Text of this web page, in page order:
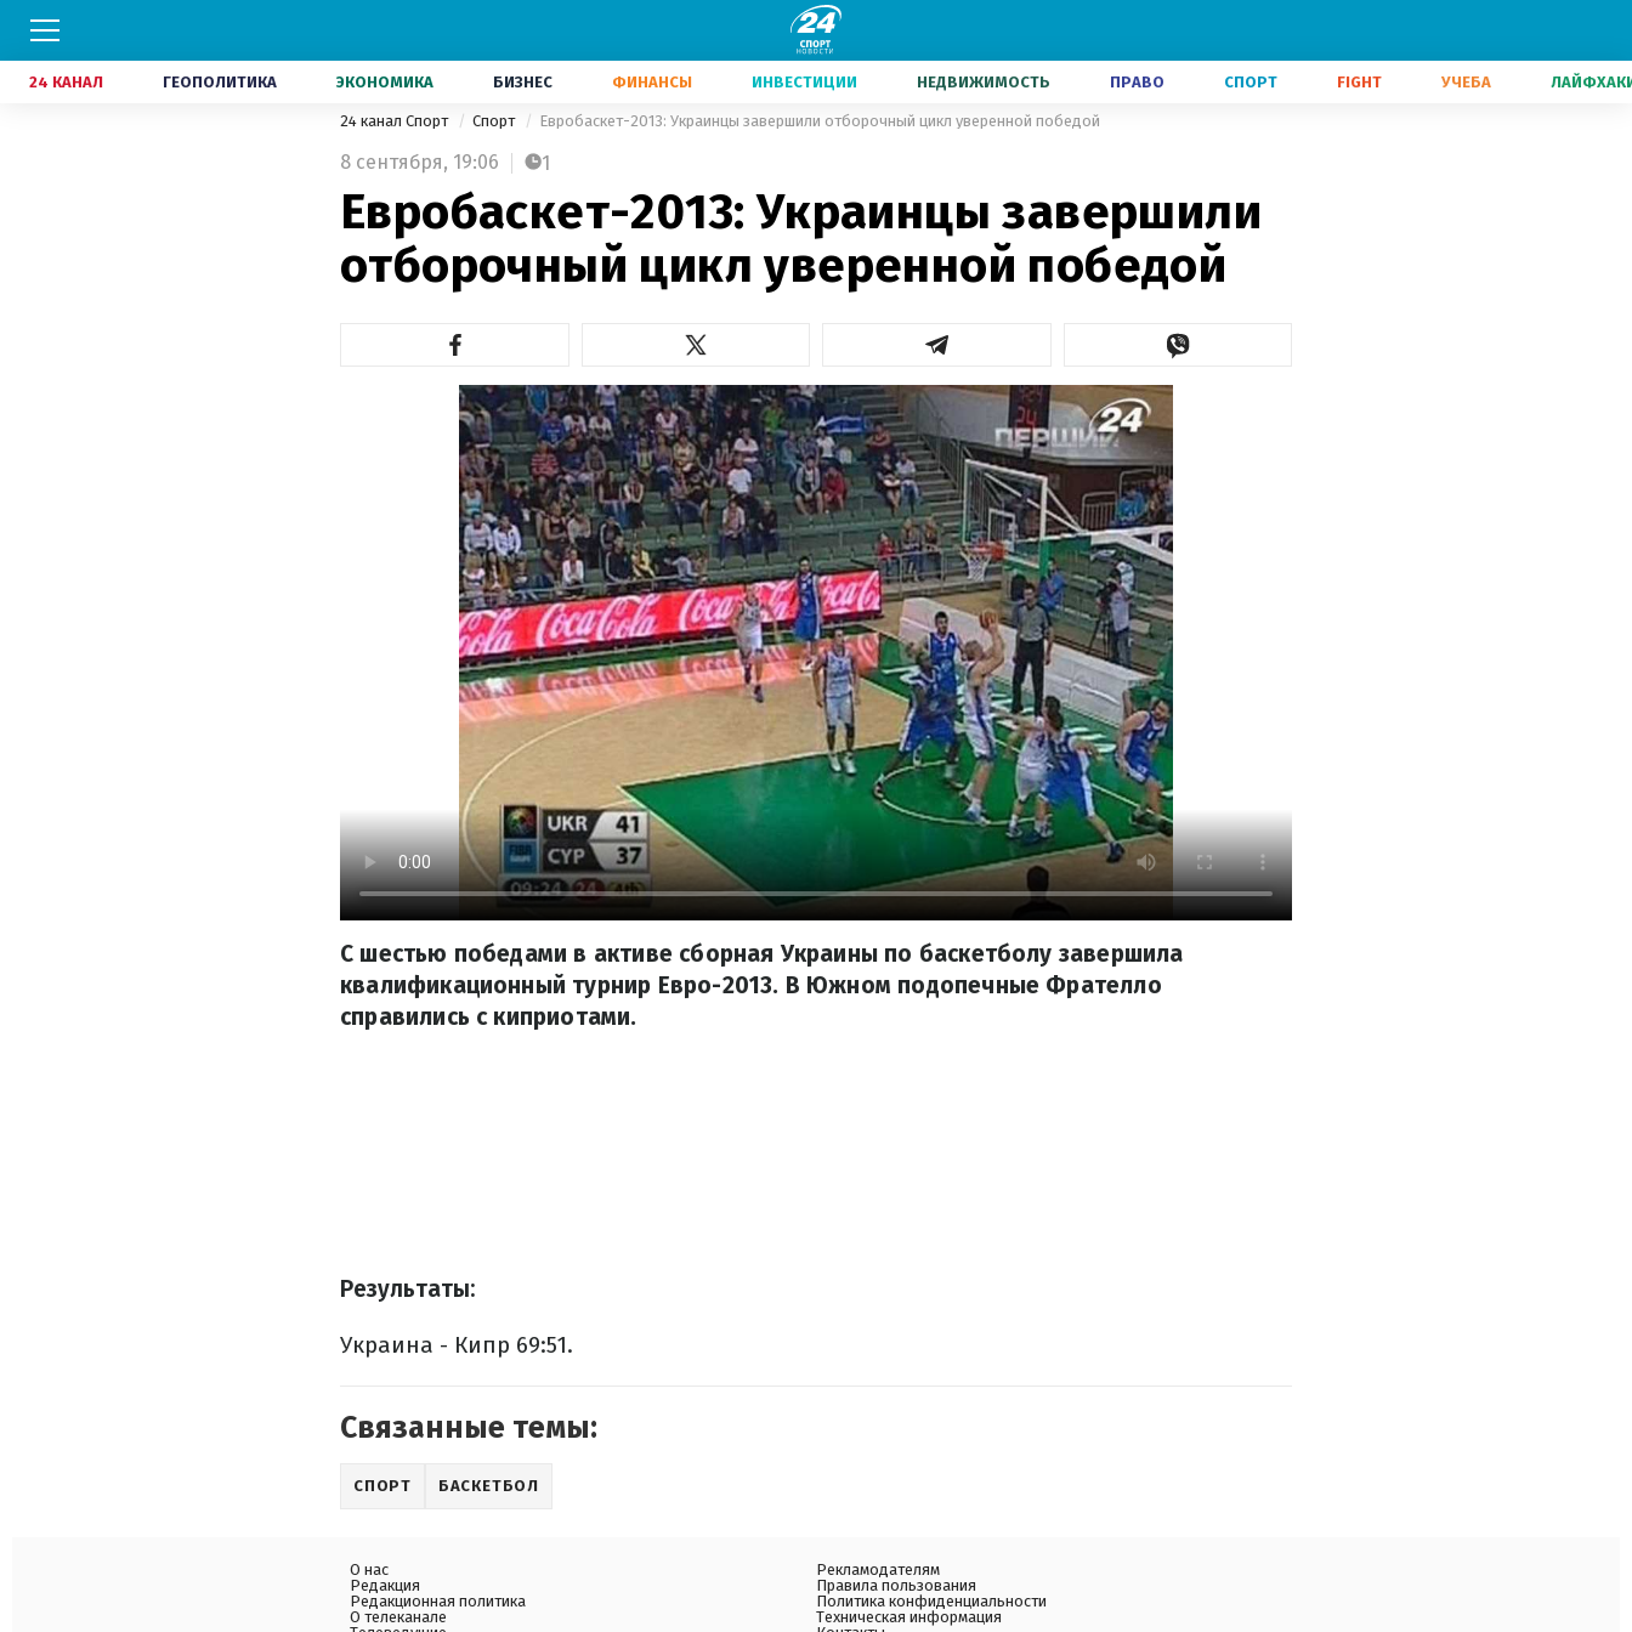
24 КАНАЛ ГЕОПОЛИТИКА ЭКОНОМИКА БИЗНЕС ФИНАНСЫ ИНВЕСТИЦИИ НЕДВИЖИМОСТЬ ПРАВО СПОРТ FIGHT УЧЕБА
24 канал Спорт Спорт Евробаскет-2013: Украинцы завершили отборочный цикл уверенной победой
8 сентября, 19:06 1
Евробаскет-2013: Украинцы завершили
отборочный цикл уверенной победой
С шестью победами в активе сборная Украины по баскетболу завершила
квалификационный турнир Евро-2013. В Южном подопечные Фрателло
справились с киприотами.
Результаты:
Украина - Кипр 69:51.
Связанные темы:
СПОРТ БАСКЕТБОЛ
О нас
Редакция
Редакционная политика
О телеканале
Рекламодателям
Правила пользования
Политика конфиденциальности
Техническая информация